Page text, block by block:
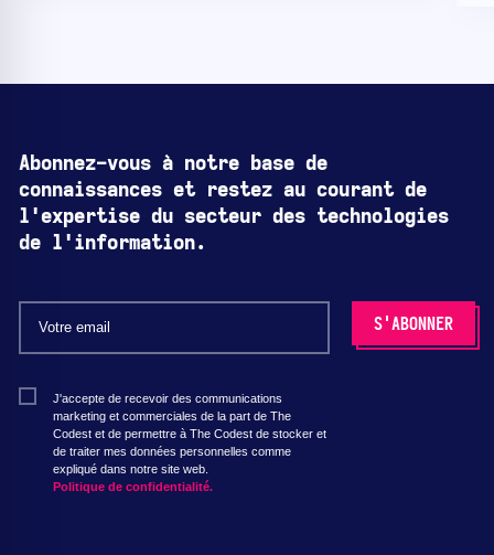
Abonnez-vous à notre base de
connaissances et restez au courant de
l'expertise du secteur des technologies
de l'information.
J'accepte de recevoir des communications
marketing et commerciales de la part de The
Codest et de permettre à The Codest de stocker et
de traiter mes données personnelles comme
expliqué dans notre site web.
Politique de confidentialité.